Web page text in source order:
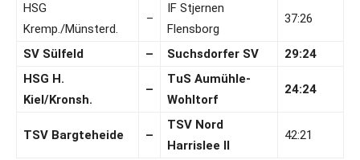
HSG
Kremp./Münsterd.
–
IF Stjernen
Flensborg
37:26
SV Sülfeld – Suchsdorfer SV
29:24
HSG H.
Kiel/Kronsh.
–
TuS Aumühle-
Wohltorf
24:24
TSV Bargteheide –
TSV Nord
Harrislee II
42:21